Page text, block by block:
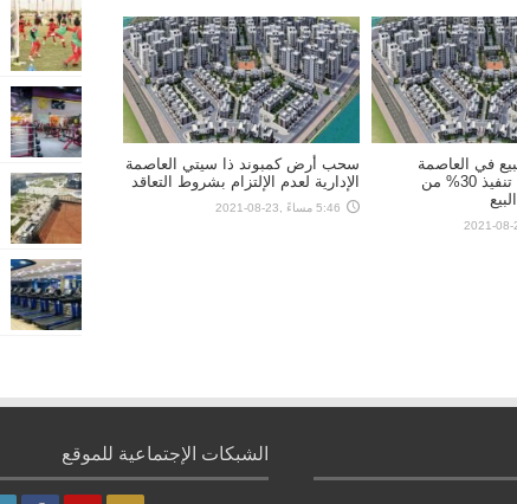
في العاصمة
الإدارية بشرط تنفيذ 30% من
سحب أرض كمبوند ذا سيتي العاصمة
الإدارية لعدم الإلتزام بشروط التعاقد
5:46 مساءً ,23-08-2021
الشبكات الإجتماعية للموقع